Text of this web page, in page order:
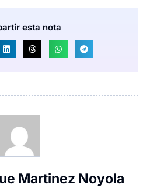
esta nota
Martinez Noyola